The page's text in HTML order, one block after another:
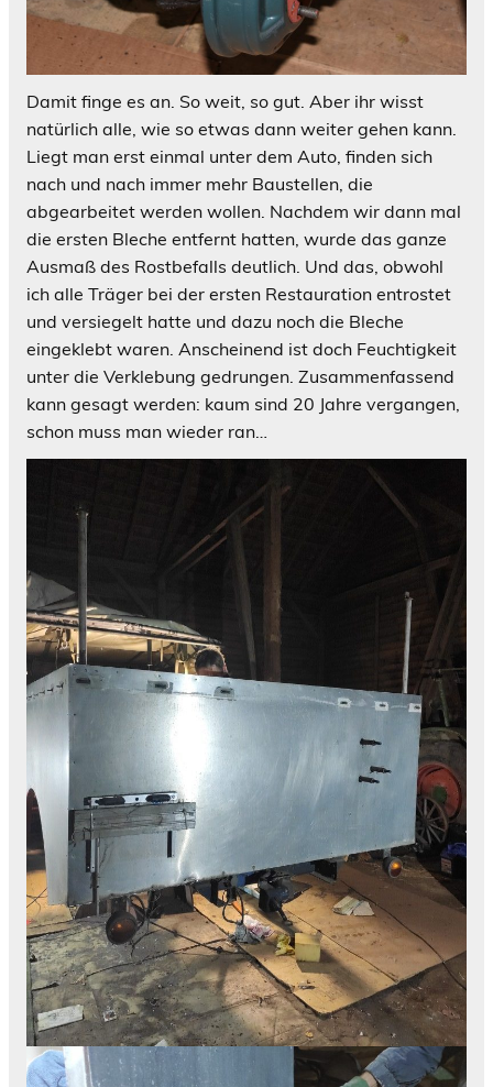
Damit finge es an. So weit, so gut. Aber ihr wisst
natürlich alle, wie so etwas dann weiter gehen kann.
Liegt man erst einmal unter dem Auto, finden sich
nach und nach immer mehr Baustellen, die
abgearbeitet werden wollen. Nachdem wir dann mal
die ersten Bleche entfernt hatten, wurde das ganze
Ausmaß des Rostbefalls deutlich. Und das, obwohl
ich alle Träger bei der ersten Restauration entrostet
und versiegelt hatte und dazu noch die Bleche
eingeklebt waren. Anscheinend ist doch Feuchtigkeit
unter die Verklebung gedrungen. Zusammenfassend
kann gesagt werden: kaum sind 20 Jahre vergangen,
schon muss man wieder ran…